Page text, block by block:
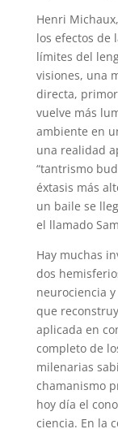
Henri
los efectos de
límites del
visiones, una
directa,
vuelve más
ambiente en
una realidad
“tantrismo
éxtasis más
un baile se
el llamado
Hay muchas
dos
neurociencia
que
aplicada en
completo de
milenarias
chamanismo
hoy día el
ciencia. En la